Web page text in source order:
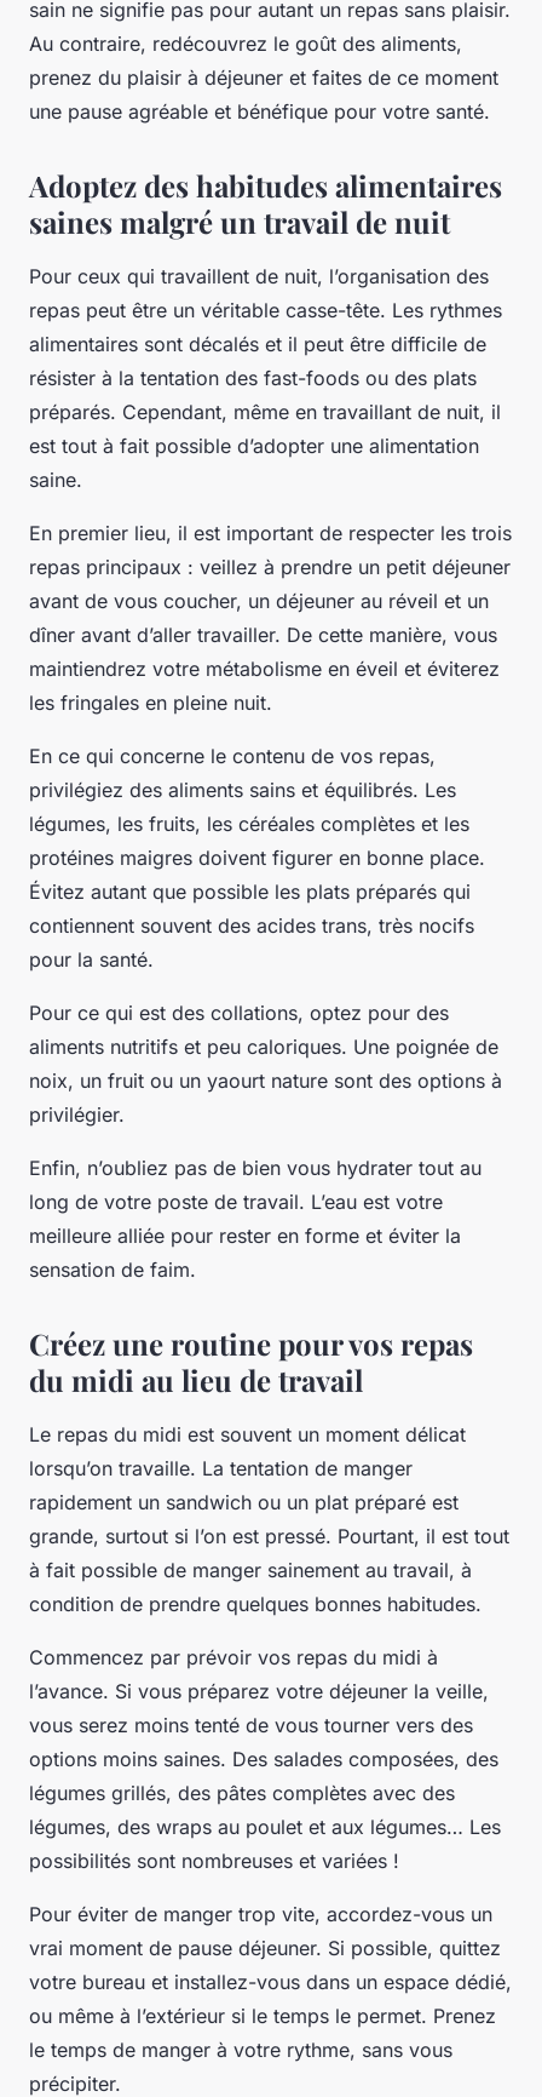
sain ne signifie pas pour autant un repas sans plaisir.
Au contraire, redécouvrez le goût des aliments,
prenez du plaisir à déjeuner et faites de ce moment
une pause agréable et bénéfique pour votre santé.
Adoptez des habitudes alimentaires
saines malgré un travail de nuit
Pour ceux qui travaillent de nuit, l’organisation des
repas peut être un véritable casse-tête. Les rythmes
alimentaires sont décalés et il peut être difficile de
résister à la tentation des fast-foods ou des plats
préparés. Cependant, même en travaillant de nuit, il
est tout à fait possible d’adopter une alimentation
saine.
En premier lieu, il est important de respecter les trois
repas principaux : veillez à prendre un petit déjeuner
avant de vous coucher, un déjeuner au réveil et un
dîner avant d’aller travailler. De cette manière, vous
maintiendrez votre métabolisme en éveil et éviterez
les fringales en pleine nuit.
En ce qui concerne le contenu de vos repas,
privilégiez des aliments sains et équilibrés. Les
légumes, les fruits, les céréales complètes et les
protéines maigres doivent figurer en bonne place.
Évitez autant que possible les plats préparés qui
contiennent souvent des acides trans, très nocifs
pour la santé.
Pour ce qui est des collations, optez pour des
aliments nutritifs et peu caloriques. Une poignée de
noix, un fruit ou un yaourt nature sont des options à
privilégier.
Enfin, n’oubliez pas de bien vous hydrater tout au
long de votre poste de travail. L’eau est votre
meilleure alliée pour rester en forme et éviter la
sensation de faim.
Créez une routine pour vos repas
du midi au lieu de travail
Le repas du midi est souvent un moment délicat
lorsqu’on travaille. La tentation de manger
rapidement un sandwich ou un plat préparé est
grande, surtout si l’on est pressé. Pourtant, il est tout
à fait possible de manger sainement au travail, à
condition de prendre quelques bonnes habitudes.
Commencez par prévoir vos repas du midi à
l’avance. Si vous préparez votre déjeuner la veille,
vous serez moins tenté de vous tourner vers des
options moins saines. Des salades composées, des
légumes grillés, des pâtes complètes avec des
légumes, des wraps au poulet et aux légumes… Les
possibilités sont nombreuses et variées !
Pour éviter de manger trop vite, accordez-vous un
vrai moment de pause déjeuner. Si possible, quittez
votre bureau et installez-vous dans un espace dédié,
ou même à l’extérieur si le temps le permet. Prenez
le temps de manger à votre rythme, sans vous
précipiter.